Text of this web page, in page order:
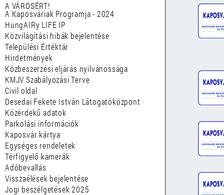
A VÁROSÉRT!
A Kaposváriak Programja - 2024
HungAIRy LIFE IP
Közvilágítási hibák bejelentése
Települési Értéktár
Hirdetmények
Közbeszerzési eljárás nyilvánossága
KMJV Szabályozási Terve
Civil oldal
Desedai Fekete István Látogatóközpont
Közérdekű adatok
Parkolási információk
Kaposvár kártya
Egységes rendeletek
Térfigyelő kamerák
Adóbevallás
Visszaélések bejelentése
Jogi beszélgetések 2025